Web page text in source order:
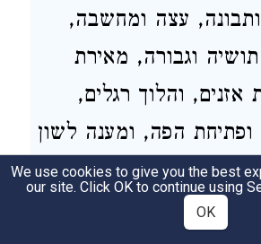
עצה ומחשבה,
וגבורה, מאירת
אזנים, והלוך רגלים,
ופתיחת הפה, ומענה לשון
אדם ובריה שבהן העולם
חסד ה׳ מלאה הארץ
We use cookies to give you the best
our site. Click OK to continue using
OK